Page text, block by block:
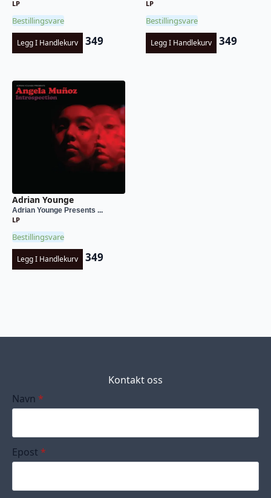
LP
Bestillingsvare
Legg I Handlekurv 349
LP
Bestillingsvare
Legg I Handlekurv 349
Adrian Younge
Adrian Younge Presents ...
LP
Bestillingsvare
Legg I Handlekurv 349
Kontakt oss
Navn *
Epost *